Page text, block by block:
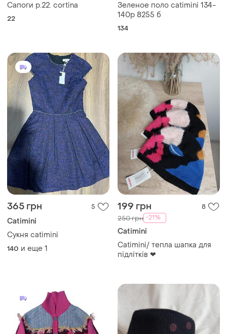
Сапоги р.22. cortina
22
Зеленое поло catimini 134-
140р 8255 б
134
365 грн 5
Catimini
Сукня catimini
140 и еще 1
199 грн 8
250 грн -21%
Catimini
Catimini/ тепла шапка для
підлітків ❤